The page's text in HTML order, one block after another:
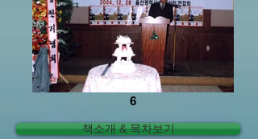
6
책소개 & 목차보기